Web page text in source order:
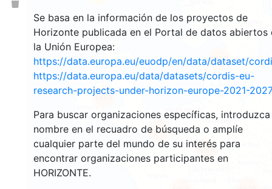
Se basa en la información de los proyectos de
Horizonte publicada en el Portal de datos abiertos
la Unión Europea:
https://data.europa.eu/euodp/en/data/dataset/
https://data.europa.eu/data/datasets/cordis-eu-
research-projects-under-horizon-europe-2021-2027
Para buscar organizaciones específicas, introduzca
nombre en el recuadro de búsqueda o amplíe
cualquier parte del mundo de su interés para
encontrar organizaciones participantes en
HORIZONTE.
1553
2937
10058
12875